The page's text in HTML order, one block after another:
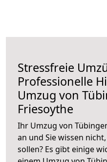
Stressfreie
Professionelle
Umzug von
Friesoythe
Ihr Umzug von
an und Sie wissen
sollen? Es gibt einige